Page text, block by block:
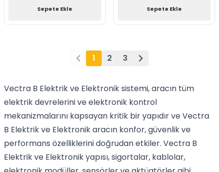
Sepete Ekle Sepete Ekle
1 2 3
Vectra B Elektrik ve Elektronik sistemi, aracın tüm
elektrik devrelerini ve elektronik kontrol
mekanizmalarını kapsayan kritik bir yapıdır ve Vectra
B Elektrik ve Elektronik aracın konfor, güvenlik ve
performans özelliklerini doğrudan etkiler. Vectra B
Elektrik ve Elektronik yapısı, sigortalar, kablolar,